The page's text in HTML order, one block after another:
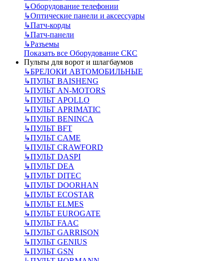
↳Оборудование телефонии
↳Оптические панели и аксессуары
↳Патч-корды
↳Патч-панели
↳Разъемы
Показать все Оборудование СКС
Пульты для ворот и шлагбаумов
↳БРЕЛОКИ АВТОМОБИЛЬНЫЕ
↳ПУЛЬТ BAISHENG
↳ПУЛЬТ AN-MOTORS
↳ПУЛЬТ APOLLO
↳ПУЛЬТ APRIMATIC
↳ПУЛЬТ BENINCA
↳ПУЛЬТ BFT
↳ПУЛЬТ CAME
↳ПУЛЬТ CRAWFORD
↳ПУЛЬТ DASPI
↳ПУЛЬТ DEA
↳ПУЛЬТ DITEC
↳ПУЛЬТ DOORHAN
↳ПУЛЬТ ECOSTAR
↳ПУЛЬТ ELMES
↳ПУЛЬТ EUROGATE
↳ПУЛЬТ FAAC
↳ПУЛЬТ GARRISON
↳ПУЛЬТ GENIUS
↳ПУЛЬТ GSN